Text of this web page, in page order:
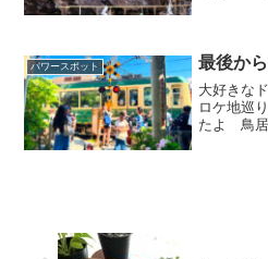
パワースポット 最後か
大好きな
ロケ地巡
たよ 鳥居